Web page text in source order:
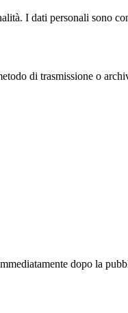
I dati personali sono
di trasmissione o
dopo la